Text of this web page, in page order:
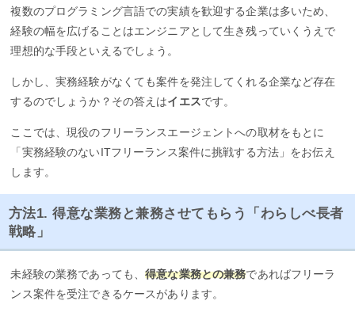
複数のプログラミング言語での実績を歓迎する企業は多いため、
経験の幅を広げることはエンジニアとして生き残っていくうえで
理想的な手段といえるでしょう。
しかし、実務経験がなくても案件を発注してくれる企業など存在
するのでしょうか？その答えはイエスです。
ここでは、現役のフリーランスエージェントへの取材をもとに
「実務経験のないITフリーランス案件に挑戦する方法」をお伝え
します。
方法1. 得意な業務と兼務させてもらう「わらしべ長者
戦略」
未経験の業務であっても、得意な業務との兼務であればフリーラ
ンス案件を受注できるケースがあります。